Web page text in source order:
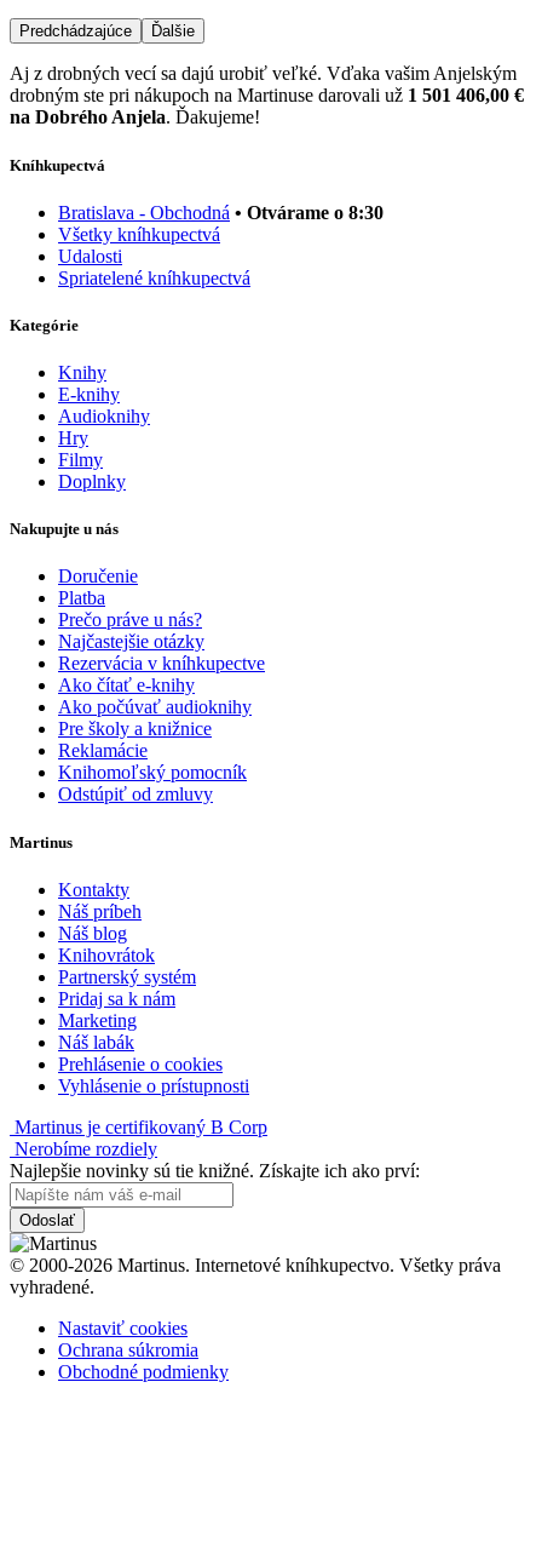
Predchádzajúce Ďalšie
Aj z drobných vecí sa dajú urobiť veľké. Vďaka vašim Anjelským
drobným ste pri nákupoch na Martinuse darovali už 1 501 406,00 €
na Dobrého Anjela. Ďakujeme!
Kníhkupectvá
Bratislava - Obchodná • Otvárame o 8:30
Všetky kníhkupectvá
Udalosti
Spriatelené kníhkupectvá
Kategórie
Knihy
E-knihy
Audioknihy
Hry
Filmy
Doplnky
Nakupujte u nás
Doručenie
Platba
Prečo práve u nás?
Najčastejšie otázky
Rezervácia v kníhkupectve
Ako čítať e-knihy
Ako počúvať audioknihy
Pre školy a knižnice
Reklamácie
Knihomoľský pomocník
Odstúpiť od zmluvy
Martinus
Kontakty
Náš príbeh
Náš blog
Knihovrátok
Partnerský systém
Pridaj sa k nám
Marketing
Náš labák
Prehlásenie o cookies
Vyhlásenie o prístupnosti
Martinus je certifikovaný B Corp
Nerobíme rozdiely
Najlepšie novinky sú tie knižné. Získajte ich ako prví:
Odoslať
© 2000-2026 Martinus. Internetové kníhkupectvo. Všetky práva
vyhradené.
Nastaviť cookies
Ochrana súkromia
Obchodné podmienky